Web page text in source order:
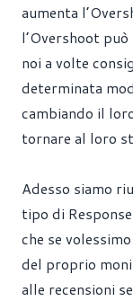
aumenta
l’Overshoot
noi a volte
determinata
cambiando il
tornare al loro
Adesso siamo
tipo di
che se
del proprio
alle recensioni